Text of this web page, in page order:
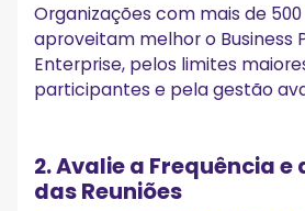
Organizações com mais de
aproveitam melhor o Business
Enterprise, pelos limites
participantes e pela gestão
2. Avalie a Frequência e
das Reuniões